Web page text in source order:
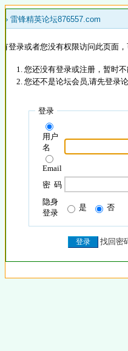
» 雷锋精英论坛876557.com
登录或者您没有权限访问此页面
您还没有登录或注册，暂时
您还不是论坛会员,请先登录
登录
用户
名
Email
密 码
隐身
登录
是 否
找回密